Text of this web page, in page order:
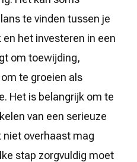
te vinden tussen je
het investeren in een
om toewijding,
te groeien als
Het is belangrijk om te
van een serieuze
overhaast mag
stap zorgvuldig moet